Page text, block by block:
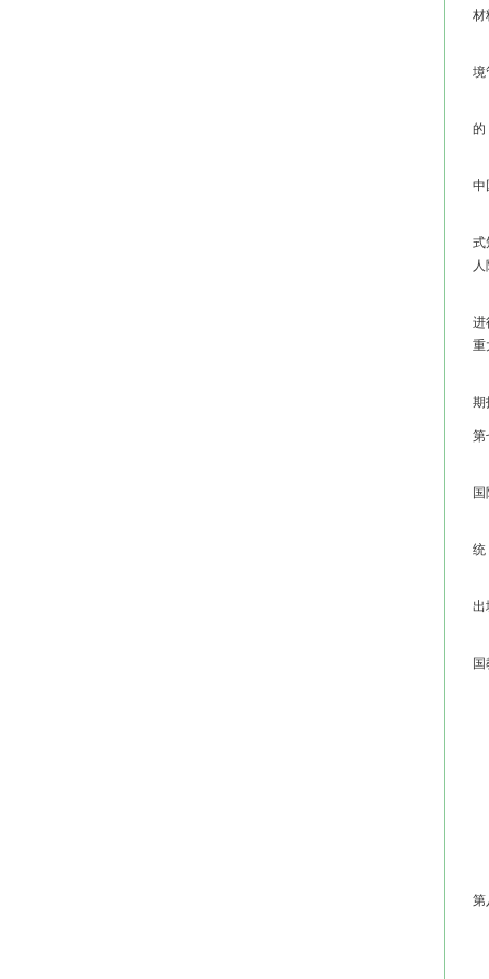
材
境
的
中
式
进
重
期
第
统
出
第